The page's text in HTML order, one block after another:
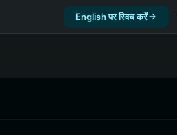
English पर स्विच करें